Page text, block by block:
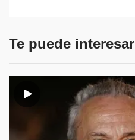
Te puede interesar